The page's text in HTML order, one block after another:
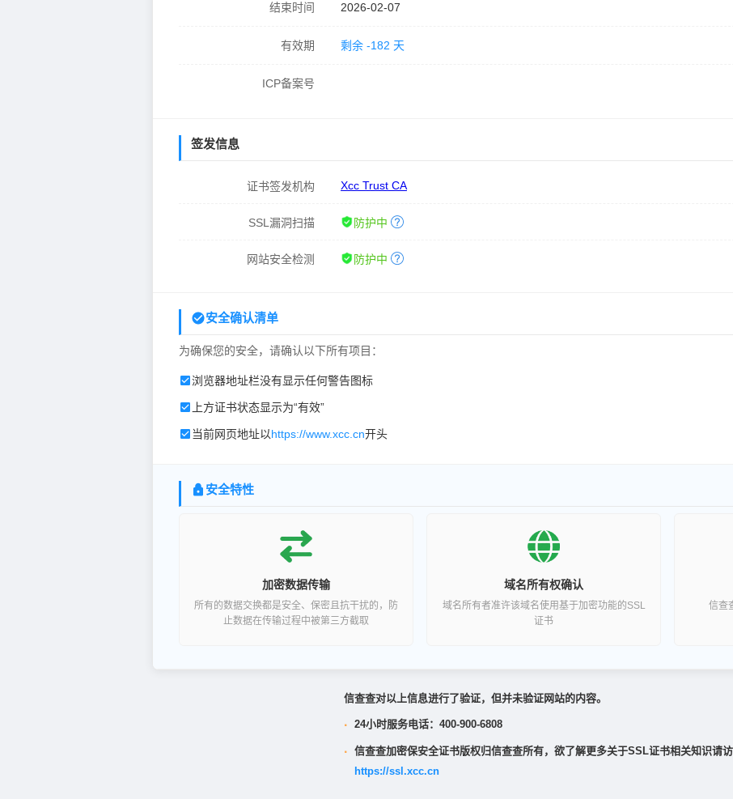
结束时间 2026-02-07
有效期 剩余 -182 天
ICP备案号
签发信息
证书签发机构 Xcc Trust CA
SSL漏洞扫描 防护中
网站安全检测 防护中
安全确认清单
为确保您的安全，请确认以下所有项目：
浏览器地址栏没有显示任何警告图标
上方证书状态显示为“有效”
当前网页地址以https://www.xcc.cn开头
安全特性
加密数据传输
所有的数据交换都是安全、保密且抗干扰的，防
止数据在传输过程中被第三方截取
域名所有权确认
域名所有者准许该域名使用基于加密功能的SSL
证书
信查
信查查对以上信息进行了验证，但并未验证网站的内容。
· 24小时服务电话：400-900-6808
· 信查查加密保安全证书版权归信查查所有，欲了解更多关于SSL证书相关知识请
https://ssl.xcc.cn